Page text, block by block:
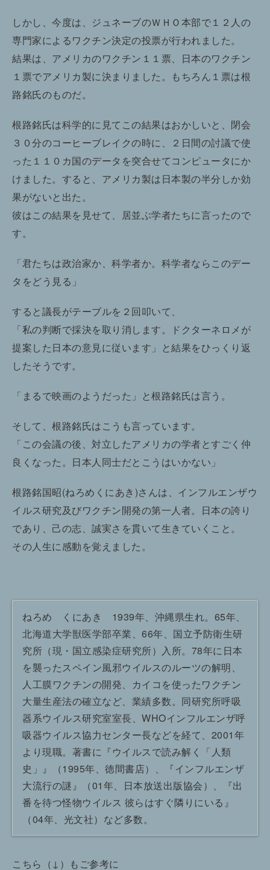
しかし、今度は、ジュネーブのＷＨＯ本部で１２人の
専門家によるワクチン決定の投票が行われました。
結果は、アメリカのワクチン１１票、日本のワクチン
１票でアメリカ製に決まりました。もちろん１票は根
路銘氏のものだ。
根路銘氏は科学的に見てこの結果はおかしいと、閉会
３０分のコーヒーブレイクの時に、２日間の討議で使
った１１０カ国のデータを突合せてコンピュータにか
けました。すると、アメリカ製は日本製の半分しか効
果がないと出た。
彼はこの結果を見せて、居並ぶ学者たちに言ったので
す。
「君たちは政治家か、科学者か。科学者ならこのデー
タをどう見る」
すると議長がテーブルを２回叩いて、
「私の判断で採決を取り消します。ドクターネロメが
提案した日本の意見に従います」と結果をひっくり返
したそうです。
「まるで映画のようだった」と根路銘氏は言う。
そして、根路銘氏はこうも言っています。
「この会議の後、対立したアメリカの学者とすごく仲
良くなった。日本人同士だとこうはいかない」
根路銘国昭(ねろめくにあき)さんは、インフルエンザウ
イルス研究及びワクチン開発の第一人者。日本の誇り
であり、己の志、誠実さを貫いて生きていくこと。
その人生に感動を覚えました。
ねろめ くにあき 1939年、沖縄県生れ。65年、
北海道大学獣医学部卒業、66年、国立予防衛生研
究所（現・国立感染症研究所）入所。78年に日本
を襲ったスペイン風邪ウイルスのルーツの解明、
人工膜ワクチンの開発、カイコを使ったワクチン
大量生産法の確立など、業績多数。同研究所呼吸
器系ウイルス研究室室長、WHOインフルエンザ呼
吸器ウイルス協力センター長などを経て、2001年
より現職。著書に『ウイルスで読み解く「人類
史」』（1995年、徳間書店）、『インフルエンザ
大流行の謎』（01年、日本放送出版協会）、『出
番を待つ怪物ウイルス 彼らはすぐ隣りにいる』
（04年、光文社）など多数。
こちら（↓）もご参考に